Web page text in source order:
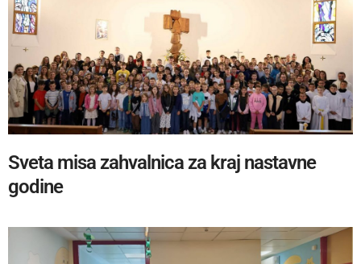
Sveta misa zahvalnica za kraj nastavne
godine